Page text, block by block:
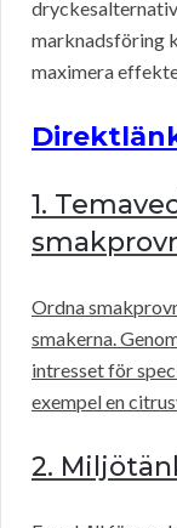
marknadsföring
maximera
1.
Ordna
smakerna.
intresset för
exempel en
2.